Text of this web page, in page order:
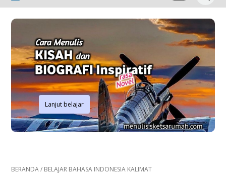
Lanjut belajar
BERANDA/ BELAJAR BAHASA INDONESIA KALIMAT